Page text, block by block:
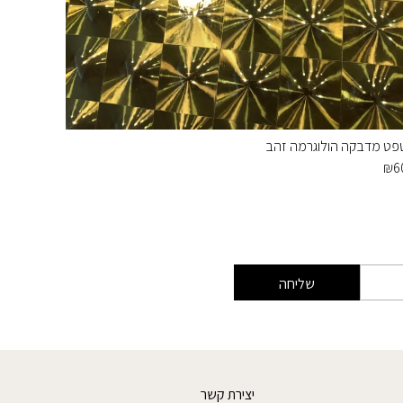
מדבקה הולוגרמה זהב
₪
שליחה
יצירת קשר